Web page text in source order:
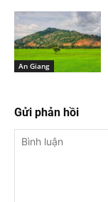
An Giang
Gửi phản hồi